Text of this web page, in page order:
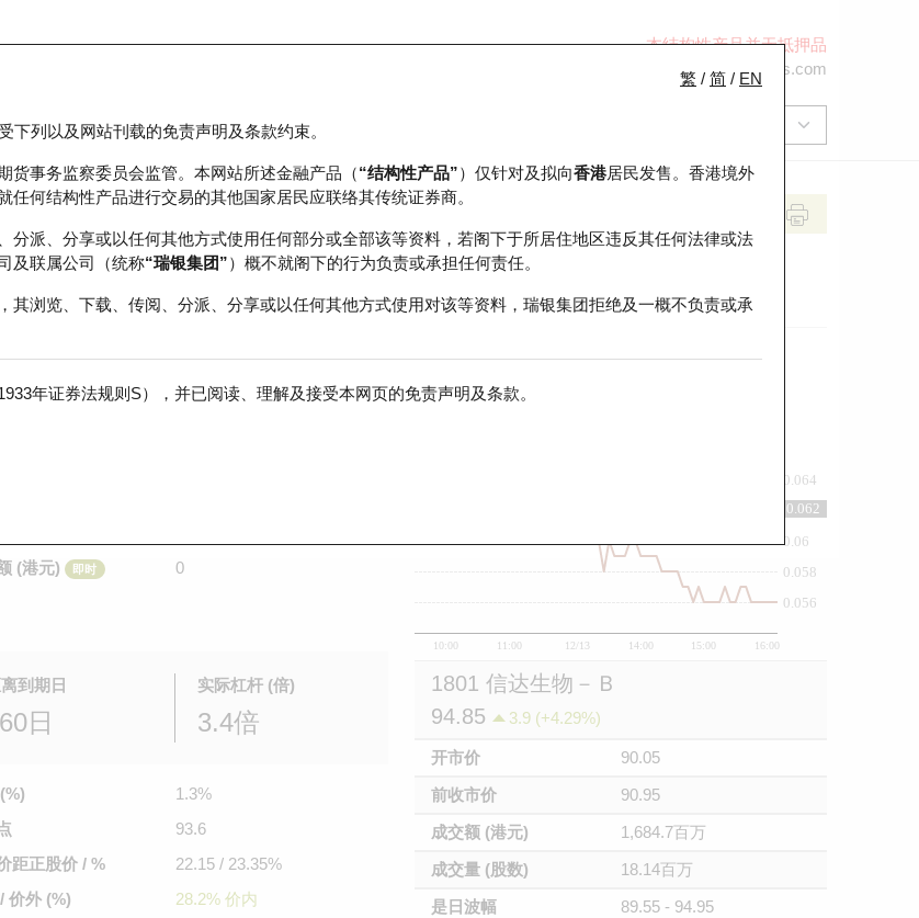
本结构性产品并无抵押品
ol-hkwarrants@ubs.com
及市场统计 瑞银轮证教室
繁 / 简 / EN
下列以及网站刊载的免责声明及条款约束。
货事务监察委员会监管。本网站所述金融产品（“结构性产品”）仅针对及拟向香港居民发售。香港境外
何结构性产品进行交易的其他国家居民应联络其传统证券商。
分派、分享或以任何其他方式使用任何部分或全部该等资料，若阁下于所居住地区违反其任何法律或法
及联属公司（统称“瑞银集团”）概不就阁下的行为负责或承担任何责任。
其浏览、下载、传阅、分派、分享或以任何其他方式使用对该等资料，瑞银集团拒绝及一概不负责或承
年证券法规则S），并已阅读、理解及接受本网页的免责声明及条款。
(港元)
即时 0
到期日
日
实际杠杆 (倍)
3.4倍
1.3%
93.6
距正股价 / %
22.15 / 23.35%
价外 (%)
28.2% 价内
10:00 11:00 12/13 14:00 15:00 16:00
0.056
0.058
0.06
0.062
0.064
0.062
1801 信达生物－Ｂ
94.85
3.9 (+4.29%)
开市价
90.05
前收市价
90.95
成交额 (港元)
1,684.7百万
成交量 (股数)
18.14百万
是日波幅
89.55 - 94.95